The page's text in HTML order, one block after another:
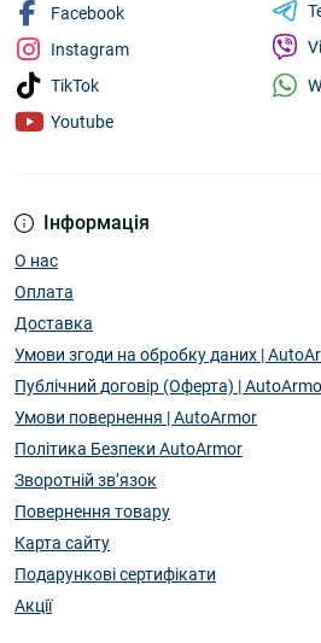
Інформація
О нас
Оплата
Доставка
Умови згоди на обробку даних |
Публічний договір (Оферта) |
Умови повернення | AutoArmor
Політика Безпеки AutoArmor
Зворотній зв’язок
Повернення товару
Карта сайту
Подарункові сертифікати
Акції
Facebook
Instagram
TikTok
Youtube